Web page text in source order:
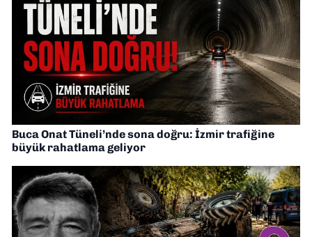
Buca Onat Tüneli’nde sona doğru: İzmir trafiğine
büyük rahatlama geliyor